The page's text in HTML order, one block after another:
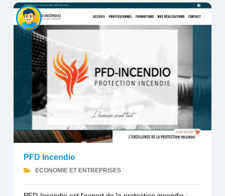
PFD Incendio
ECONOMIE ET ENTREPRISES